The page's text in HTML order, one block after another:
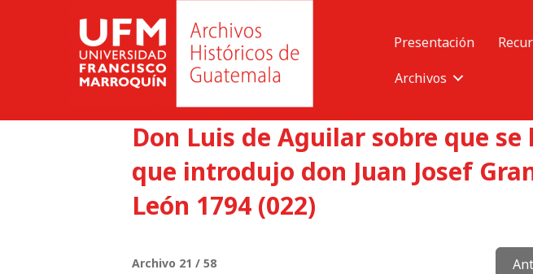
Presentación
Archivos
Don Luis de Aguilar sobre que
que introdujo don Juan Josef
León 1794 (022)
Archivo 21 / 58